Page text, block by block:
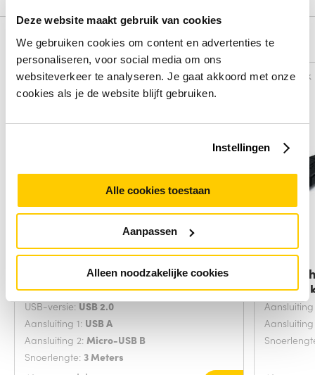
Deze website maakt gebruik van cookies
We gebruiken cookies om content en advertenties te
personaliseren, voor social media om ons
websiteverkeer te analyseren. Je gaat akkoord met onze
cookies als je de website blijft gebruiken.
Instellingen
Alle cookies toestaan
Aanpassen
Alleen noodzakelijke cookies
Alternatieven
Vergelijk
Microconnect USBABMICRO3G
USB-kabel USB
USB-versie: USB 2.0
Aansluiting 1: USB A
Aansluiting 2: Micro-USB B
Snoerlengte: 3 Meters
Vergelijk